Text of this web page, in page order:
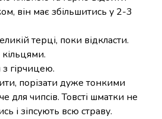
він має збільшитись у 2-3
терці, поки відкласти.
гірчицею.
порізати дуже тонкими
для чипсів. Товсті шматки не
і зіпсують всю страву.